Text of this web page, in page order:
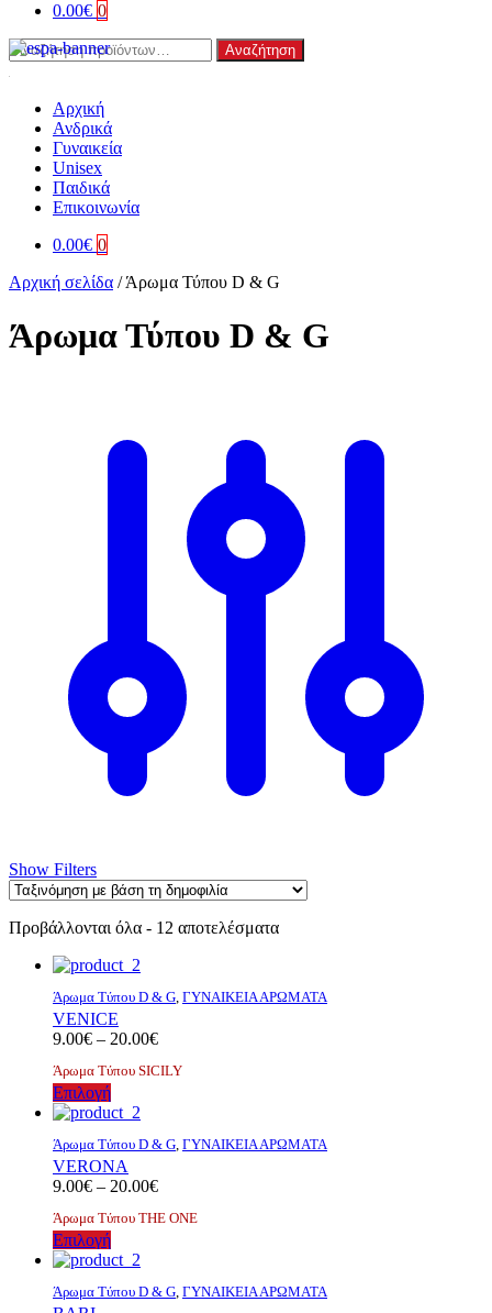
0.00€ 0
Αναζήτηση
για:
Αναζήτηση
Αρχική
Ανδρικά
Γυναικεία
Unisex
Παιδικά
Επικοινωνία
0.00€ 0
Αρχική σελίδα /Άρωμα Τύπου D & G
Άρωμα Τύπου D & G
Show Filters
Προβάλλονται όλα - 12 αποτελέσματαSorted
Άρωμα Τύπου D & G ΓΥΝΑΙΚΕΙΑ ΑΡΩΜΑΤΑ
VENICE
9.00€ – 20.00€Price
9.00€
Άρωμα Τύπου SICILY
ΕπιλογήΑυτό
το
έχει
πολλαπλές
παραλλαγές.
Οι
επιλογές
μπορούν
να
επιλεγούν
Άρωμα Τύπου D & G ΓΥΝΑΙΚΕΙΑ ΑΡΩΜΑΤΑ
VERONA
9.00€ – 20.00€Price
9.00€
Άρωμα Τύπου ΤΗΕ ΟΝΕ
ΕπιλογήΑυτό
το
έχει
Άρωμα Τύπου D & G ΓΥΝΑΙΚΕΙΑ ΑΡΩΜΑΤΑ